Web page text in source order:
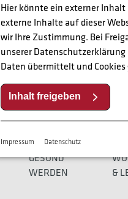
Hier könnte ein externer
externe Inhalte auf dieser
wir Ihre Zustimmung. Bei
unserer Datenschutzerklärung
Daten übermittelt und
Inhalt freigeben
Impressum Datenschutz
GESUND
WERDEN
&